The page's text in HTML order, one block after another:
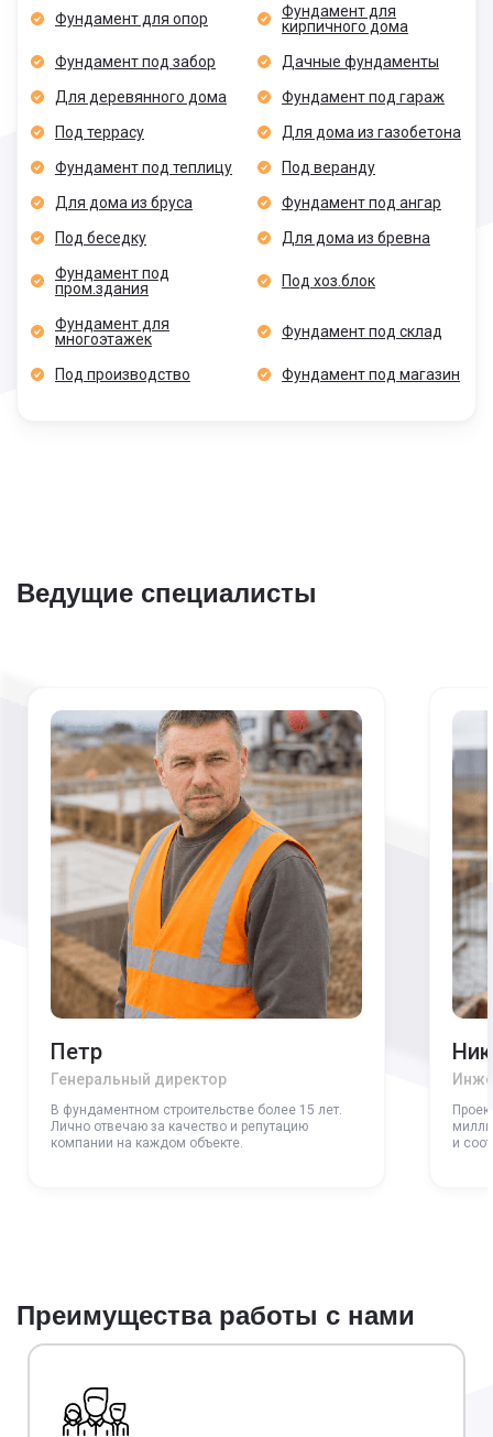
Фундамент для опор
Фундамент для
кирпичного дома
Фундамент под забор
Дачные фундаменты
Для деревянного дома
Фундамент под гараж
Под террасу
Для дома из газобетона
Фундамент под теплицу
Под веранду
Для дома из бруса
Фундамент под ангар
Под беседку
Для дома из бревна
Фундамент под
пром.здания
Под хоз.блок
Фундамент для
многоэтажек
Фундамент под склад
Под производство Фундамент под магазин
Ведущие специалисты
Петр
Генеральный директор
В фундаментном строительстве более 15 лет.
Лично отвечаю за качество и репутацию
компании на каждом объекте.
и
Преимущества работы с нами